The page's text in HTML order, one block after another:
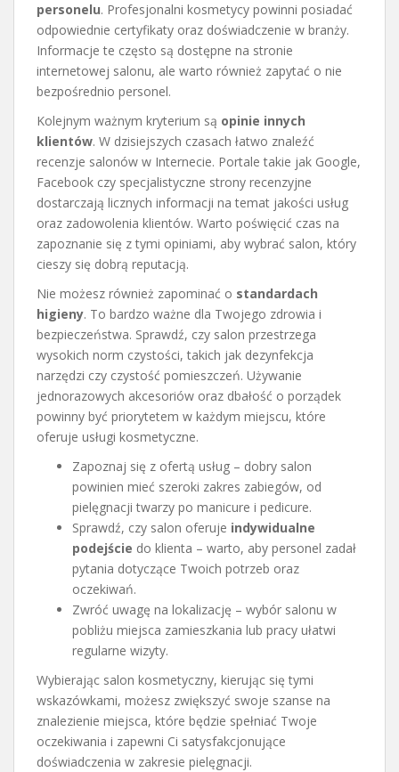
personelu. Profesjonalni kosmetycy powinni posiadać
odpowiednie certyfikaty oraz doświadczenie w branży.
Informacje te często są dostępne na stronie
internetowej salonu, ale warto również zapytać o nie
bezpośrednio personel.
Kolejnym ważnym kryterium są opinie innych
klientów. W dzisiejszych czasach łatwo znaleźć
recenzje salonów w Internecie. Portale takie jak Google,
Facebook czy specjalistyczne strony recenzyjne
dostarczają licznych informacji na temat jakości usług
oraz zadowolenia klientów. Warto poświęcić czas na
zapoznanie się z tymi opiniami, aby wybrać salon, który
cieszy się dobrą reputacją.
Nie możesz również zapominać o standardach
higieny. To bardzo ważne dla Twojego zdrowia i
bezpieczeństwa. Sprawdź, czy salon przestrzega
wysokich norm czystości, takich jak dezynfekcja
narzędzi czy czystość pomieszczeń. Używanie
jednorazowych akcesoriów oraz dbałość o porządek
powinny być priorytetem w każdym miejscu, które
oferuje usługi kosmetyczne.
Zapoznaj się z ofertą usług – dobry salon
powinien mieć szeroki zakres zabiegów, od
pielęgnacji twarzy po manicure i pedicure.
Sprawdź, czy salon oferuje indywidualne
podejście do klienta – warto, aby personel zadał
pytania dotyczące Twoich potrzeb oraz
oczekiwań.
Zwróć uwagę na lokalizację – wybór salonu w
pobliżu miejsca zamieszkania lub pracy ułatwi
regularne wizyty.
Wybierając salon kosmetyczny, kierując się tymi
wskazówkami, możesz zwiększyć swoje szanse na
znalezienie miejsca, które będzie spełniać Twoje
oczekiwania i zapewni Ci satysfakcjonujące
doświadczenia w zakresie pielęgnacji.